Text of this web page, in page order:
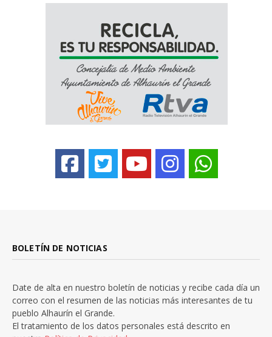
BOLETÍN DE NOTICIAS
Date de alta en nuestro boletín de noticias y recibe cada día un
correo con el resumen de las noticias más interesantes de tu
pueblo Alhaurín el Grande.
El tratamiento de los datos personales está descrito en